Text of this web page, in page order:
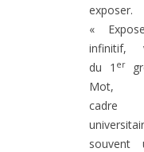
exposer.
«
infinitif,
du 1 er
Mot,
cadre
souvent